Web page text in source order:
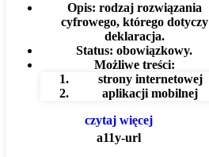
Opis: rodzaj rozwiązania
cyfrowego, którego dotyczy
deklaracja.
Status: obowiązkowy.
Możliwe treści:
strony internetowej
aplikacji mobilnej
czytaj więcej
a11y-url